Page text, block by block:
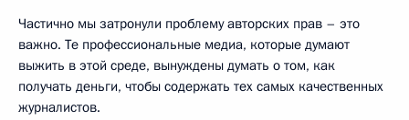
Частично мы затронули проблему авторских прав – это
важно. Те профессиональные медиа, которые думают
выжить в этой среде, вынуждены думать о том, как
получать деньги, чтобы содержать тех самых качественных
журналистов.